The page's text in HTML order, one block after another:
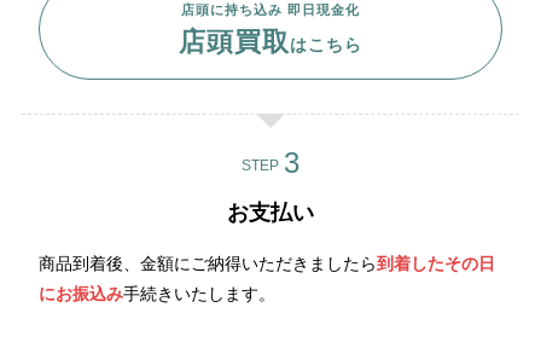
店頭に持ち込み 即日現金化
店頭買取 はこちら
STEP
お支払い
商品到着後、金額にご納得いただきましたら到着したその日
にお振込み手続きいたします。